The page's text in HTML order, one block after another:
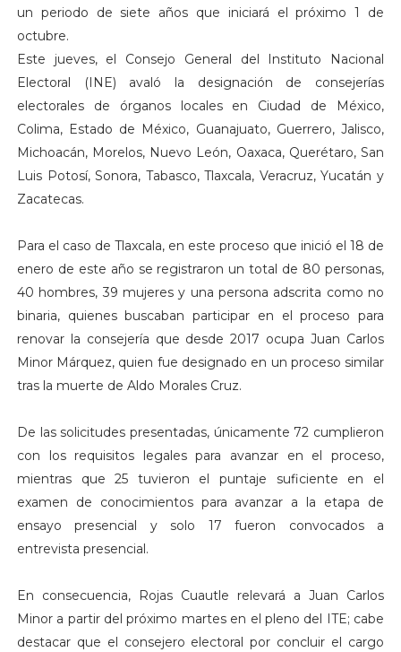
un periodo de siete años que iniciará el próximo 1 de
octubre.
Este jueves, el Consejo General del Instituto Nacional
Electoral (INE) avaló la designación de consejerías
electorales de órganos locales en Ciudad de México,
Colima, Estado de México, Guanajuato, Guerrero, Jalisco,
Michoacán, Morelos, Nuevo León, Oaxaca, Querétaro, San
Luis Potosí, Sonora, Tabasco, Tlaxcala, Veracruz, Yucatán y
Zacatecas.
Para el caso de Tlaxcala, en este proceso que inició el 18 de
enero de este año se registraron un total de 80 personas,
40 hombres, 39 mujeres y una persona adscrita como no
binaria, quienes buscaban participar en el proceso para
renovar la consejería que desde 2017 ocupa Juan Carlos
Minor Márquez, quien fue designado en un proceso similar
tras la muerte de Aldo Morales Cruz.
De las solicitudes presentadas, únicamente 72 cumplieron
con los requisitos legales para avanzar en el proceso,
mientras que 25 tuvieron el puntaje suficiente en el
examen de conocimientos para avanzar a la etapa de
ensayo presencial y solo 17 fueron convocados a
entrevista presencial.
En consecuencia, Rojas Cuautle relevará a Juan Carlos
Minor a partir del próximo martes en el pleno del ITE; cabe
destacar que el consejero electoral por concluir el cargo